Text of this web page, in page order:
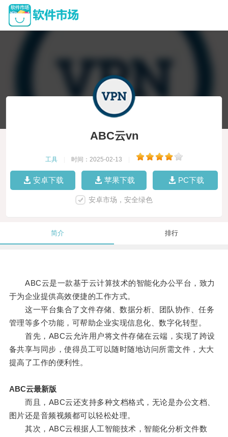
ABC云vn
工具 时间：2025-02-13
安卓下载 苹果下载 PC下载
安卓市场，安全绿色
简介 排行
ABC云是一款基于云计算技术的智能化办公平台，致力
于为企业提供高效便捷的工作方式。
这一平台集合了文件存储、数据分析、团队协作、任务
管理等多个功能，可帮助企业实现信息化、数字化转型。
首先，ABC云允许用户将文件存储在云端，实现了跨设
备共享与同步，使得员工可以随时随地访问所需文件，大大
提高了工作的便利性。
ABC云最新版
而且，ABC云还支持多种文档格式，无论是办公文档、
图片还是音频视频都可以轻松处理。
其次，ABC云根据人工智能技术，智能化分析文件数